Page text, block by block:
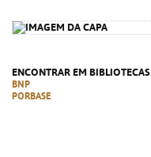
ENCONTRAR EM BIBLIOTECAS
BNP
PORBASE